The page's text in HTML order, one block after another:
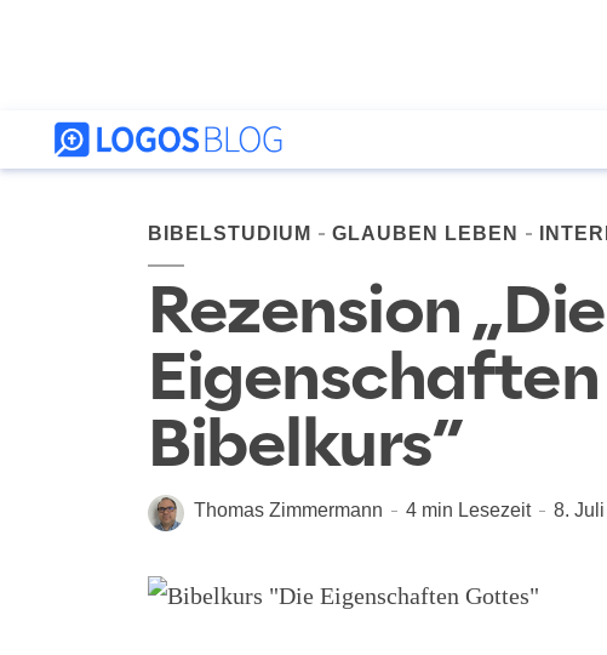
BIBELSTUDIUM GLAUBEN LEBEN
Rezension „Die
Bibelkurs”
Thomas Zimmermann 4 min Lesezeit 8.